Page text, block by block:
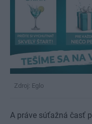
Zdroj: Eglo
A práve súťažná časť